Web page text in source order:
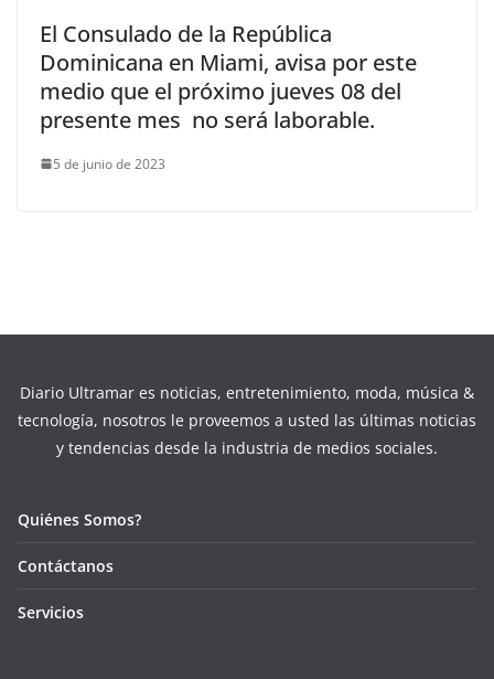
El Consulado de la República
Dominicana en Miami, avisa por este
medio que el próximo jueves 08 del
presente mes no será laborable.
5 de junio de 2023
Diario Ultramar es noticias, entretenimiento, moda, música &
tecnología, nosotros le proveemos a usted las últimas noticias
y tendencias desde la industria de medios sociales.
Quiénes Somos?
Contáctanos
Servicios